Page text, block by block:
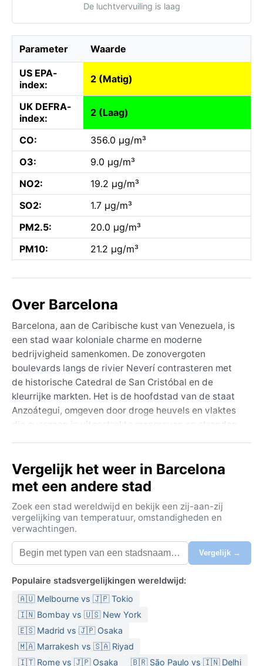
De luchtvervuiling is laag
Parameter Waarde
US EPA-
index:
2 (Matig)
UK DEFRA-
index:
2 (Laag)
CO:
356.0 µg/m³
O3:
9.0 µg/m³
NO2:
19.2 µg/m³
SO2:
1.7 µg/m³
PM2.5:
20.0 µg/m³
PM10:
21.2 µg/m³
Over Barcelona
Barcelona, aan de Caribische kust van Venezuela, is
een stad waar koloniale charme en moderne
bedrijvigheid samenkomen. De zonovergoten
boulevards langs de rivier Neverí contrasteren met
de historische Catedral de San Cristóbal en de
kleurrijke markten. Het is de hoofdstad van de staat
Anzoátegui, omgeven door droge heuvels en vlaktes
die overgaan in uitgestrekte mangroven en stranden
een achtergrond van olieraffinaderijen die de
economie stuwen. Het is een stad van contrasten,
waar het moderne stadsleven samengaat met een
tropisch tempo.
Het klimaat is hot semi-arid (Köppen: BSh). De zomers
(juni tot september) zijn heet en droog, met
dagtemperaturen die geregeld boven de 35°C
milder, maar nog steeds warm, rond de 28°C. De
jaarlijkse neerslag is schaars, gemiddeld onder de
500 mm, en valt vooral in korte, hevige buien in het
najaar. De luchtvochtigheid is gematigd door de
constante passaatwinden. Reizigers doen er goed
aan lichte katoenen kleding, een zonnehoed en
Vergelijk het weer in Barcelona
met een andere stad
Zoek een stad wereldwijd en bekijk een zij-aan-zij
vergelijking van temperatuur, omstandigheden en
verwachtingen.
Vergelijk →
Populaire stadsvergelijkingen wereldwijd:
🇦🇺 Melbourne vs 🇯🇵 Tokio
🇮🇳 Bombay vs 🇺🇸 New York
🇪🇸 Madrid vs 🇯🇵 Osaka
🇲🇦 Marrakesh vs 🇸🇦 Riyad
🇮🇹 Rome vs 🇯🇵 Osaka
🇧🇷 São Paulo vs 🇮🇳 Delhi